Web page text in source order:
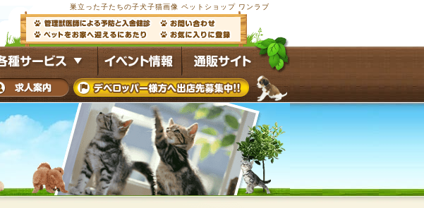
巣立った子たちの子犬子猫画像 ペットショップ ワンラブ